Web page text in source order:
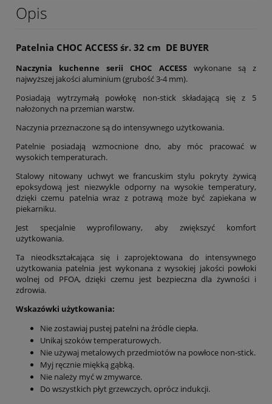
Opis
Patelnia CHOC ACCESS śr. 32 cm DE BUYER
Naczynia kuchenne serii CHOC ACCESSwykonane są z
najwyższej jakości aluminium (grubość 3-4 mm).
Posiadają wytrzymałą powłokę non-stick składającą się z 5
nałożonych na przemian warstw.
Naczynia przeznaczone są do intensywnego użytkowania.
Patelnie posiadają wzmocnione dno, aby móc pracować w
wysokich temperaturach.
Stalowy nitowany uchwyt we francuskim stylu pokryty żywicą
epoksydową jest niezwykle odporny na wysokie temperatury,
dzięki czemu patelnia wraz z potrawą może być zapiekana w
piekarniku.
Jest specjalnie wyprofilowany, aby zwiększyć komfort
użytkowania.
Ta nieodkształcająca się i zaprojektowana do intensywnego
użytkowania patelnia jest wykonana z wysokiej jakości powłoki
wolnej od PFOA, dzięki czemu jest bezpieczna dla żywności i
zdrowia.
Wskazówki użytkowania:
Nie zostawiaj pustej patelni na źródle ciepła.
Unikaj szoków temperaturowych.
Nie używaj metalowych przedmiotów na powłoce non-stick.
Myj ręcznie miękką gąbką.
Nie należy myć w zmywarce.
Do wszystkich płyt grzewczych, oprócz indukcji.